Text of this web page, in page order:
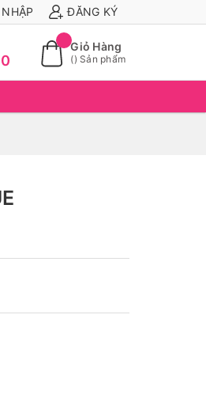
ĐĂNG KÝ
Giỏ Hàng
() Sản phẩm